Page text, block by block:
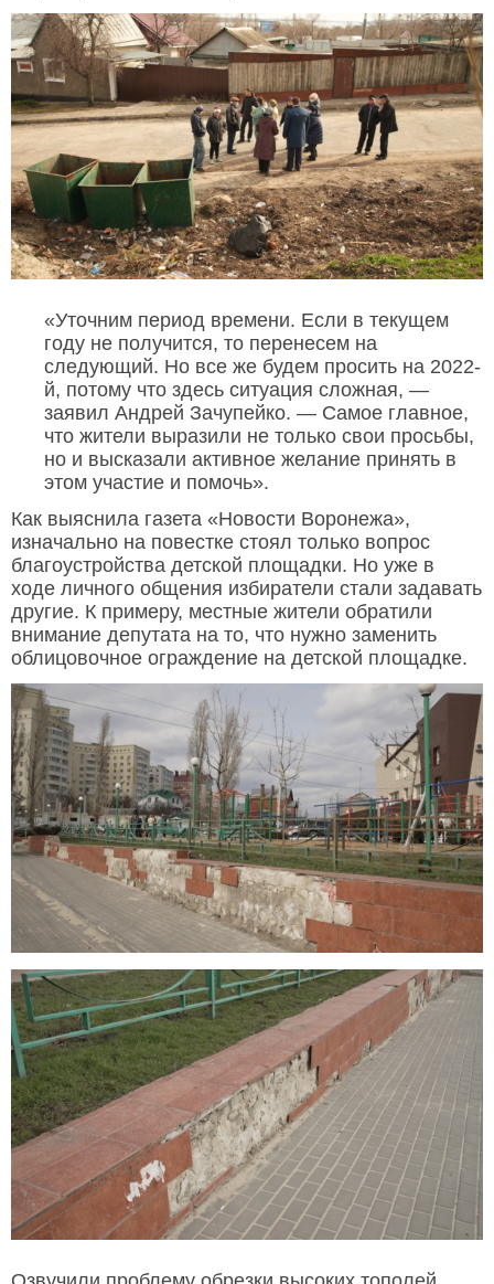
«Уточним период времени. Если в текущем
году не получится, то перенесем на
следующий. Но все же будем просить на 2022-
й, потому что здесь ситуация сложная, —
заявил Андрей Зачупейко. — Самое главное,
что жители выразили не только свои просьбы,
но и высказали активное желание принять в
этом участие и помочь».
Как выяснила газета «Новости Воронежа»,
изначально на повестке стоял только вопрос
благоустройства детской площадки. Но уже в
ходе личного общения избиратели стали задавать
другие. К примеру, местные жители обратили
внимание депутата на то, что нужно заменить
облицовочное ограждение на детской площадке.